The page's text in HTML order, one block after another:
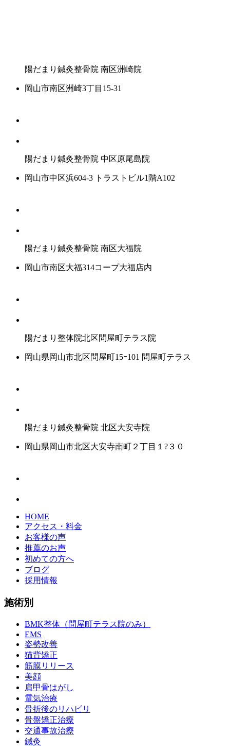
陽だまり鍼灸整骨院 南区洲崎院
岡山市南区洲崎3丁目15-31
陽だまり鍼灸整骨院 中区原尾島院
岡山市中区浜604-3 トラストビル1階A102
陽だまり鍼灸整骨院 南区大福院
岡山市南区大福314コープ大福店内
陽だまり整体院北区問屋町テラス院
岡山県岡山市北区問屋町15ｰ101 問屋町テラス
陽だまり鍼灸整骨院 北区大安寺院
岡山県岡山市北区大安寺南町２丁目１?３０
HOME
アクセス・料金
お客様の声
推薦のお声
初めての方へ
ブログ
採用情報
施術別
BMK整体（問屋町テラス院のみ）
EMS
姿勢改善
猫背矯正
筋膜リリース
美顔
肩甲骨はがし
電気治療
骨折後のリハビリ
骨盤矯正治療
交通事故治療
鍼灸